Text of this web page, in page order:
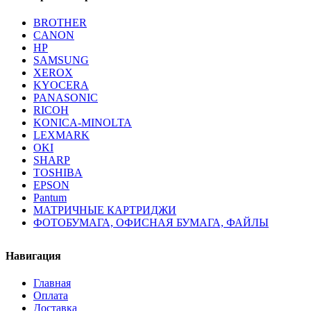
BROTHER
CANON
HP
SAMSUNG
XEROX
KYOCERA
PANASONIC
RICOH
KONICA-MINOLTA
LEXMARK
OKI
SHARP
TOSHIBA
EPSON
Pantum
МАТРИЧНЫЕ КАРТРИДЖИ
ФОТОБУМАГА, ОФИСНАЯ БУМАГА, ФАЙЛЫ
Навигация
Главная
Оплата
Доставка